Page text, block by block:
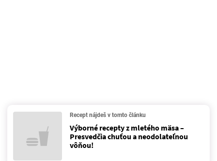
Recept nájdeš v tomto článku
Výborné recepty z mletého mäsa –
Presvedčia chuťou a neodolateľnou
vôňou!